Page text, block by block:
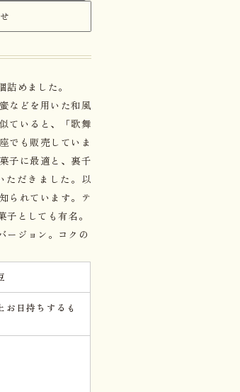
めました。
などを用いた和風
ていると、「歌舞
でも販売していま
子に最適と、裏千
ただきました。以
られています。テ
としても有名。
ージョン。コクの
お日持ちするも